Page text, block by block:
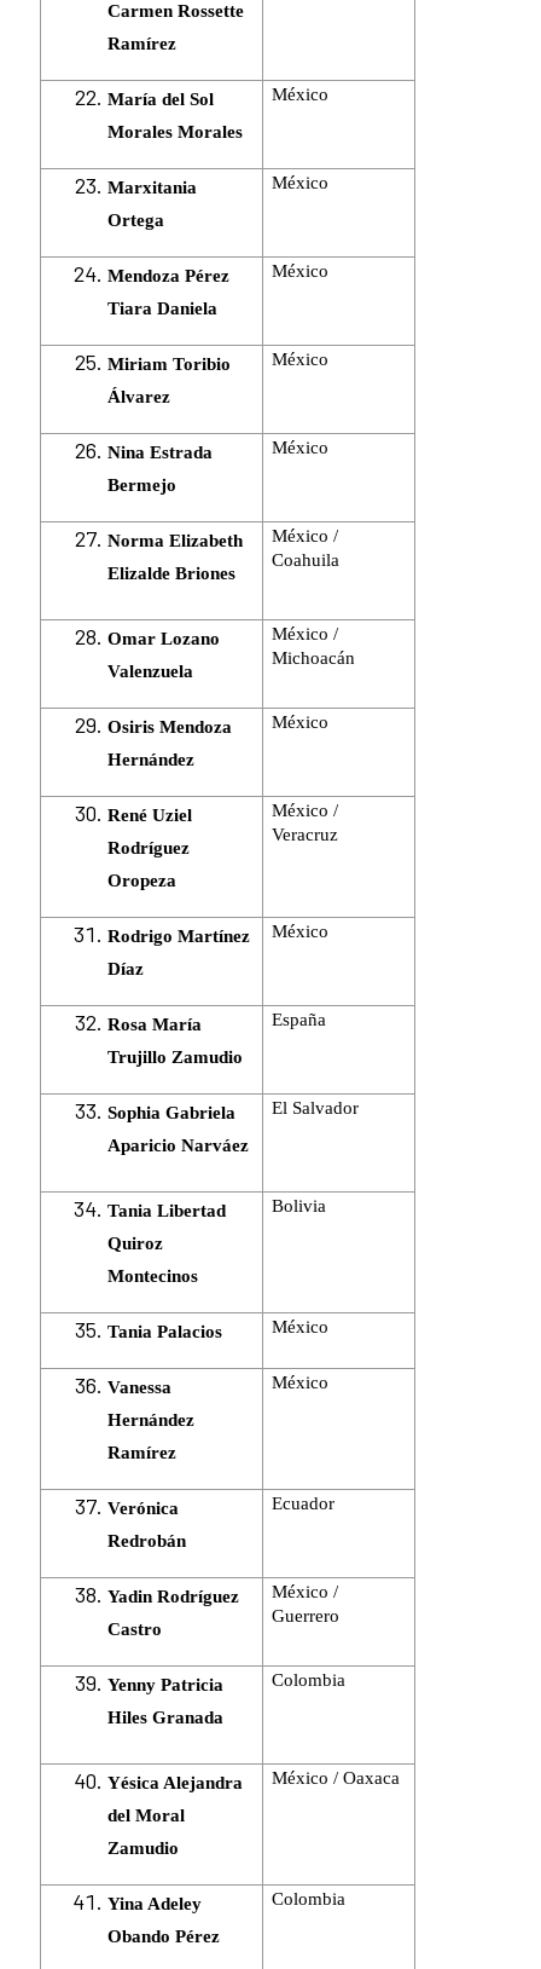
Carmen Rossette
Ramírez
María del Sol
Morales Morales
México
Marxitania
Ortega
México
Mendoza Pérez
Tiara Daniela
México
Miriam Toribio
Álvarez
México
Nina Estrada
Bermejo
México
Norma Elizabeth
Elizalde Briones
México /
Coahuila
Omar Lozano
Valenzuela
México /
Michoacán
Osiris Mendoza
Hernández
México
René Uziel
Rodríguez
Oropeza
México /
Veracruz
Rodrigo Martínez
Díaz
México
Rosa María
Trujillo Zamudio
España
Sophia Gabriela
Aparicio Narváez
El Salvador
Tania Libertad
Quiroz
Montecinos
Bolivia
Tania Palacios México
Vanessa
Hernández
Ramírez
México
Verónica
Redrobán
Ecuador
Yadin Rodríguez
Castro
México /
Guerrero
Yenny Patricia
Hiles Granada
Colombia
Yésica Alejandra
del Moral
Zamudio
México / Oaxaca
Yina Adeley
Obando Pérez
Colombia